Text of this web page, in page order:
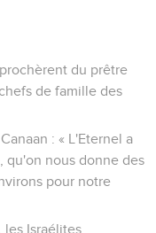
du prêtre
de famille des
: « L'Eternel a
qu'on nous donne des
pour notre
les Israélites